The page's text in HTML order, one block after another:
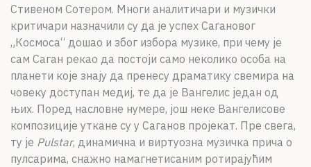
Стивеном Сотером. Многи аналитичари и музички
критичари назначили су да је успех Сагановог
„Космоса“ дошао и због избора музике, при чему је
сам Саган рекао да постоји само неколико особа на
планети које знају да пренесу драматику свемира на
човеку доступан медиј, те да је Вангелис један од
њих. Поред насловне нумере, још неке Вангелисове
композиције уткане су у Саганов пројекат. Пре свега,
ту је Pulstar, динамична и виртуозна музичка прича о
пулсарима, снажно намагнетисаним ротирајућим